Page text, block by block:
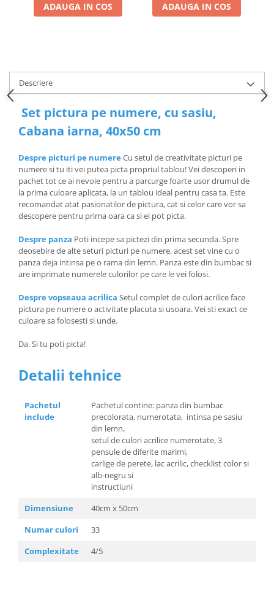
ADAUGA IN COS ADAUGA IN COS
Descriere
Set pictura pe numere, cu sasiu,
Cabana iarna, 40x50 cm
Despre picturi pe numereCu setul de creativitate picturi pe
numere si tu iti vei putea picta propriul tablou! Vei descoperi in
pachet tot ce ai nevoie pentru a parcurge foarte usor drumul de
la prima culoare aplicata, la un tablou ideal pentru casa ta. Este
recomandat atat pasionatilor de pictura, cat si celor care vor sa
descopere pentru prima oara ca si ei pot picta.
Despre panza Poti incepe sa pictezi din prima secunda. Spre
deosebire de alte seturi picturi pe numere, acest set vine cu o
panza deja intinsa pe o rama din lemn. Panza este din bumbac si
are imprimate numerele culorilor pe care le vei folosi.
Despre vopseaua acrilica Setul complet de culori acrilice face
pictura pe numere o activitate placuta si usoara. Vei sti exact ce
culoare sa folosesti si unde.
Da. Si tu poti picta!
Detalii tehnice
Pachetul
include
Pachetul contine: panza din bumbac
precolorata, numerotata, intinsa pe sasiu
din lemn,
setul de culori acrilice numerotate, 3
pensule de diferite marimi,
carlige de perete, lac acrilic, checklist color si
alb-negru si
instructiuni
Dimensiune
40cm x 50cm
Numar culori
33
Complexitate
4/5